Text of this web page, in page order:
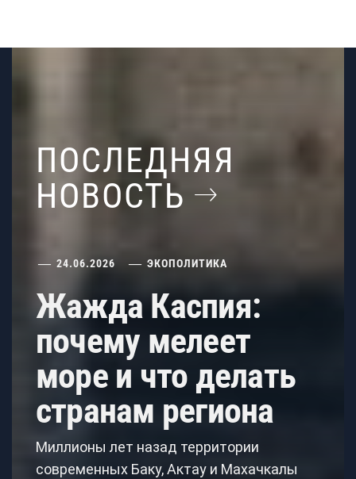
ПОСЛЕДНЯЯ
НОВОСТЬ
24.06.2026 ЭКОПОЛИТИКА
Жажда Каспия:
почему мелеет
море и что делать
странам региона
Миллионы лет назад территории
современных Баку, Актау и Махачкалы